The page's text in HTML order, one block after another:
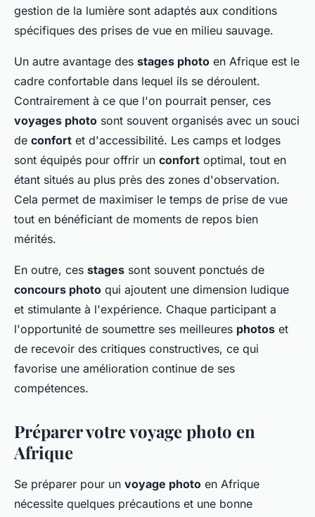
gestion de la lumière sont adaptés aux conditions
spécifiques des prises de vue en milieu sauvage.
Un autre avantage des stages photo en Afrique est le
cadre confortable dans lequel ils se déroulent.
Contrairement à ce que l'on pourrait penser, ces
voyages photo sont souvent organisés avec un souci
de confort et d'accessibilité. Les camps et lodges
sont équipés pour offrir un confort optimal, tout en
étant situés au plus près des zones d'observation.
Cela permet de maximiser le temps de prise de vue
tout en bénéficiant de moments de repos bien
mérités.
En outre, ces stages sont souvent ponctués de
concours photo qui ajoutent une dimension ludique
et stimulante à l'expérience. Chaque participant a
l'opportunité de soumettre ses meilleures photos et
de recevoir des critiques constructives, ce qui
favorise une amélioration continue de ses
compétences.
Préparer votre voyage photo en
Afrique
Se préparer pour un voyage photo en Afrique
nécessite quelques précautions et une bonne